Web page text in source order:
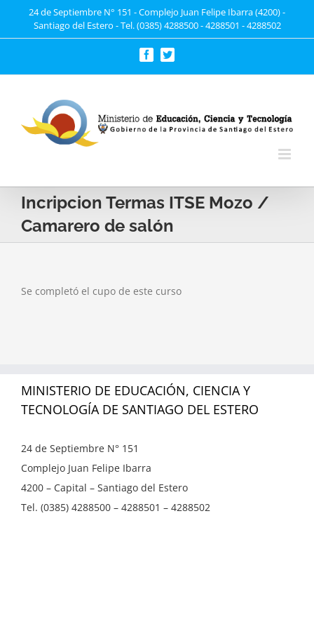
24 de Septiembre N° 151 - Complejo Juan Felipe Ibarra (4200) -
Santiago del Estero - Tel. (0385) 4288500 - 4288501 - 4288502
FacebookTwitter
Incripcion Termas ITSE Mozo /
Camarero de salón
Se completó el cupo de este curso
MINISTERIO DE EDUCACIÓN, CIENCIA Y
TECNOLOGÍA DE SANTIAGO DEL ESTERO
24 de Septiembre N° 151
Complejo Juan Felipe Ibarra
4200 – Capital – Santiago del Estero
Tel. (0385) 4288500 – 4288501 – 4288502